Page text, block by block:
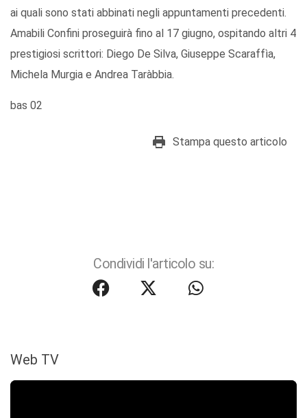
ai quali sono stati abbinati negli appuntamenti precedenti.
Amabili Confini proseguirà fino al 17 giugno, ospitando altri 4
prestigiosi scrittori: Diego De Silva, Giuseppe Scaraffìa,
Michela Murgia e Andrea Taràbbia.
bas 02
Stampa questo articolo
Condividi l'articolo su:
Web TV